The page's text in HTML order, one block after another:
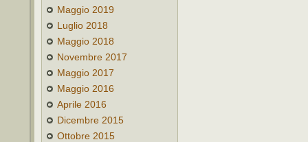
Maggio 2019
Luglio 2018
Maggio 2018
Novembre 2017
Maggio 2017
Maggio 2016
Aprile 2016
Dicembre 2015
Ottobre 2015